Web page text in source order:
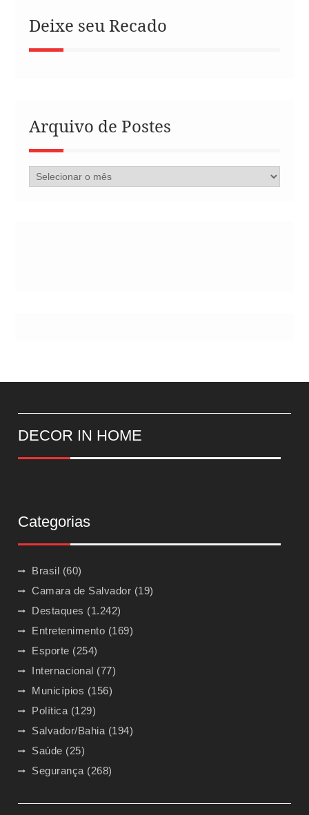
Deixe seu Recado
Arquivo de Postes
Arquivo
de
DECOR IN HOME
Categorias
Brasil (60)
Camara de Salvador (19)
Destaques (1.242)
Entretenimento (169)
Esporte (254)
Internacional (77)
Municípios (156)
Política (129)
Salvador/Bahia (194)
Saúde (25)
Segurança (268)